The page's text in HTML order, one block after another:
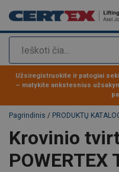
Paieška
Produktas buvo pridėtas prie
Užsiregistruokite ir patogiai
– matykite ankstesnius
Pagrindinis / PRODUKTŲ
Krovinio